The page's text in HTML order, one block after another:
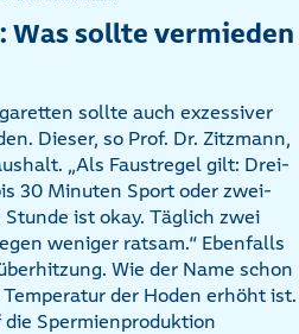
Was sollte vermieden
sollte auch exzessiver
Dieser, so Prof. Dr. Zitzmann,
„Als Faustregel gilt: Drei-
30 Minuten Sport oder zwei-
ist okay. Täglich zwei
weniger ratsam.“ Ebenfalls
Wie der Name schon
der Hoden erhöht ist.
Spermienproduktion